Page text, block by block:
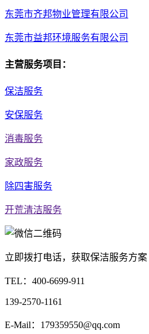
东莞市齐邦物业管理有限公司
东莞市益邦环境服务有限公司
主营服务项目：
保洁服务
安保服务
消毒服务
家政服务
除四害服务
开荒清洁服务
立即拨打电话，获取保洁服务方案
TEL： 400-6699-911
139-2570-1161
E-Mail：179359550@qq.com